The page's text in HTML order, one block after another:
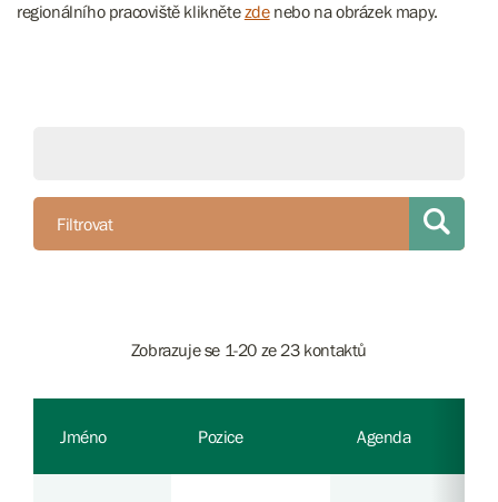
regionálního pracoviště kliknětezdenebo na obrázek mapy.
Filtrovat
Zobrazuje se 1-20 ze 23 kontaktů
Jméno Pozice Agenda